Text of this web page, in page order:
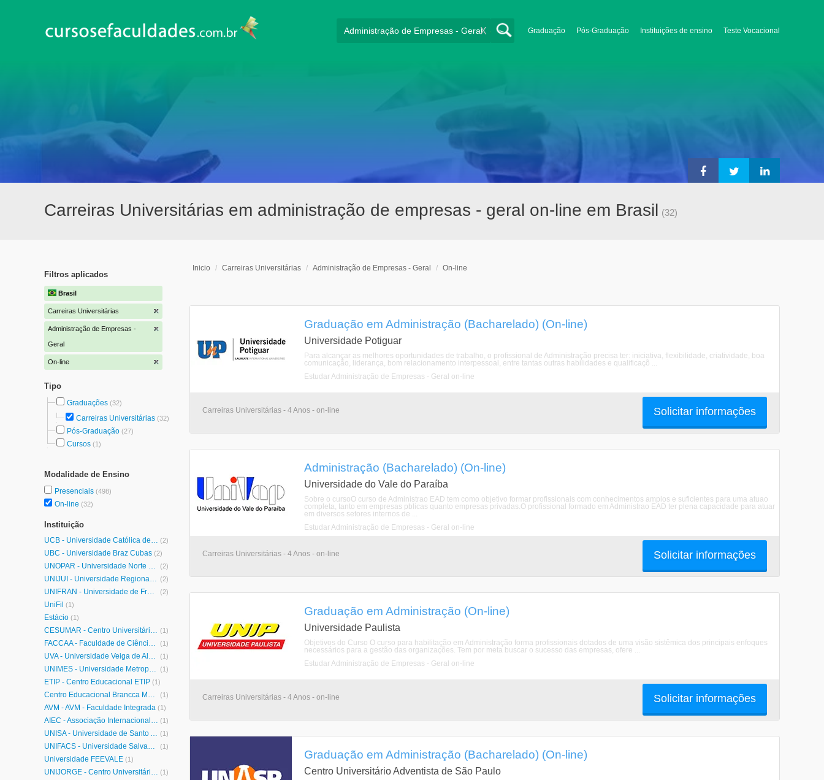
Graduação Pós-Graduação Instituições de ensino Teste Vocacional
X
Carreiras Universitárias em administração de empresas - geral on-line em Brasil (32)
Filtros aplicados
Brasil
Carreiras Universitárias
Administração de Empresas -
Geral
On-line
Tipo
Graduações (32)
Carreiras Universitárias (32)
Pós-Graduação (27)
Cursos (1)
Modalidade de Ensino
Presenciais (498)
On-line (32)
Instituição
UCB - Universidade Católica de Brasília (2)
UBC - Universidade Braz Cubas (2)
UNOPAR - Universidade Norte do Paraná (2)
UNIJUÍ - Universidade Regional do Noroeste do Estado do Rio Grande do Sul (2)
UNIFRAN - Universidade de Franca (2)
UniFil (1)
Estácio (1)
CESUMAR - Centro Universitário de Maringá (1)
FACCAA - Faculdade de Ciências Contábeis e Administrativas de Avaré (1)
UVA - Universidade Veiga de Almeida (1)
UNIMES - Universidade Metropolitana de Santos (1)
ETIP - Centro Educacional ETIP (1)
Centro Educacional Brancca Maria (1)
AVM - AVM - Faculdade Integrada (1)
AIEC - Associação Internacional de Educação Continuada (1)
UNISA - Universidade de Santo Amaro (1)
UNIFACS - Universidade Salvador (1)
Universidade FEEVALE (1)
UNIJORGE - Centro Universitário Jorge Amado (1)
Inicio / Carreiras Universitárias / Administração de Empresas - Geral / On-line
Graduação em Administração (Bacharelado) (On-line)
Universidade Potiguar
Para alcançar as melhores oportunidades de trabalho, o profissional de Administração precisa ter: iniciativa, flexibilidade, criatividade, boa
comunicação, liderança, bom relacionamento interpessoal, entre tantas outras habilidades e qualificaçõ ...
Estudar Administração de Empresas - Geral on-line
Carreiras Universitárias - 4 Anos - on-line Solicitar informações
Administração (Bacharelado) (On-line)
Universidade do Vale do Paraíba
Sobre o cursoO curso de Administrao EAD tem como objetivo formar profissionais com conhecimentos amplos e suficientes para uma atuao
completa, tanto em empresas pblicas quanto empresas privadas.O profissional formado em Administrao EAD ter plena capacidade para atuar
em diversos setores internos de ...
Estudar Administração de Empresas - Geral on-line
Carreiras Universitárias - 4 Anos - on-line Solicitar informações
Graduação em Administração (On-line)
Universidade Paulista
Objetivos do Curso O curso para habilitação em Administração forma profissionais dotados de uma visão sistêmica dos principais enfoques
necessários para a gestão das organizações. Tem por meta buscar o sucesso das empresas, ofere ...
Estudar Administração de Empresas - Geral on-line
Carreiras Universitárias - 4 Anos - on-line Solicitar informações
Graduação em Administração (Bacharelado) (On-line)
Centro Universitário Adventista de São Paulo